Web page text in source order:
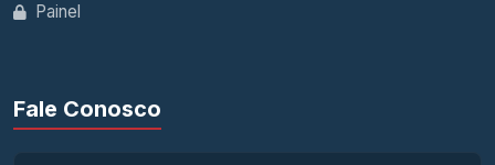
Painel
Fale Conosco